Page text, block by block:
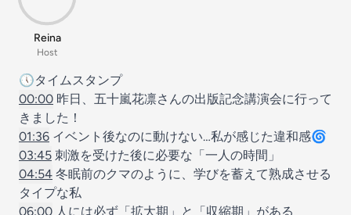
Reina
Host
🕔タイムスタンプ
00:00 昨日、五十嵐花凛さんの出版記念講演会に行って
きました！
01:36 イベント後なのに動けない…私が感じた違和感🌀
03:45 刺激を受けた後に必要な「一人の時間」
04:54 冬眠前のクマのように、学びを蓄えて熟成させる
タイプな私
06:00 人には必ず「拡大期」と「収縮期」がある